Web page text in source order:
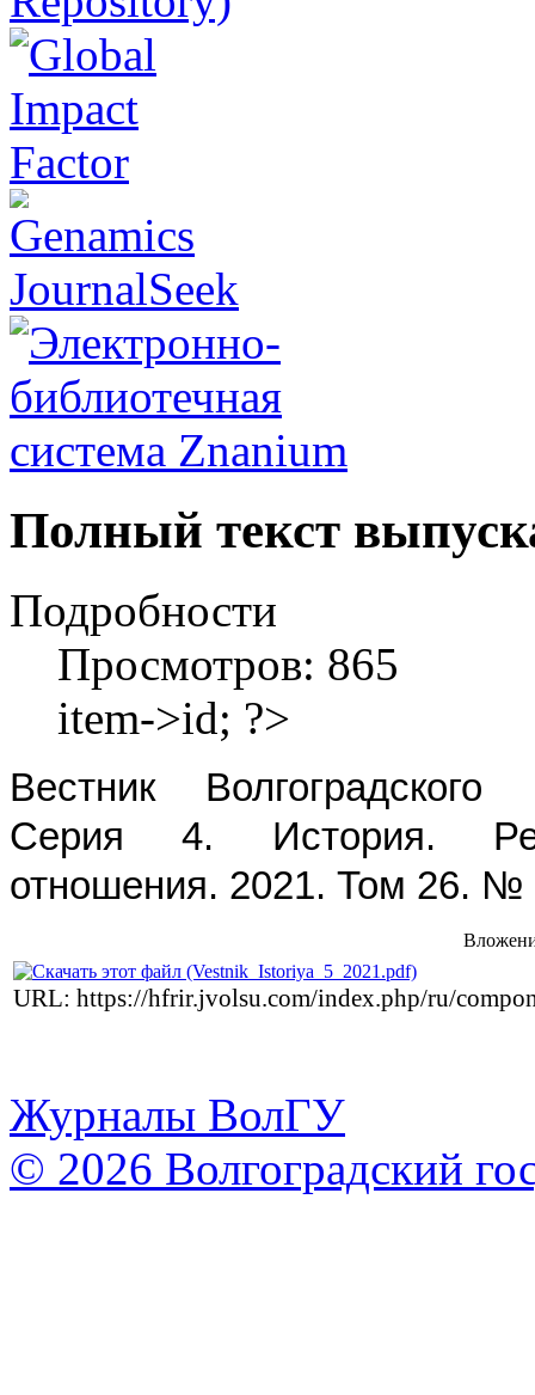
Полный текст
Подробности
Просмотров: 865
item->id; ?>
Вестник Волгоградского
Серия 4. История.
отношения. 2021. Том 26. №
URL: https://hfrir.jvolsu.com/index.php/ru/
Журналы ВолГУ
© 2026 Волгоградский